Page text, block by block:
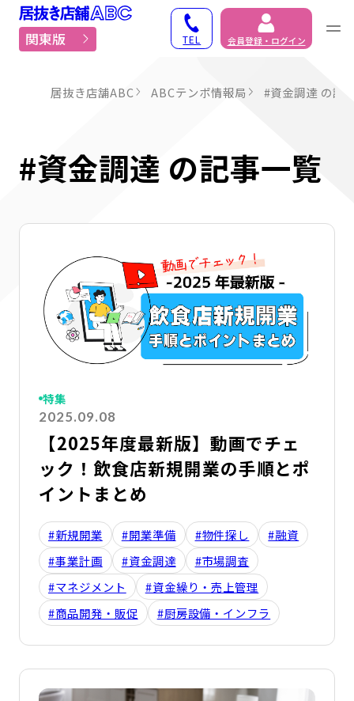
居抜き物件・貸店舗で
関東版 TEL 会員登録・ログイン
居抜き店舗ABC ABCテンポ情報局 #資金調達 の記
#資金調達 の記事一覧
2025.09.08
特集
【2025年度最新版】動画でチェ
ック！飲食店新規開業の手順とポ
イントまとめ
#新規開業 #開業準備 #物件探し
#融資
#事業計画
#資金調達
#市場調査
#マネジメント
#資金繰り・売上管理
#商品開発・販促
#厨房設備・インフラ